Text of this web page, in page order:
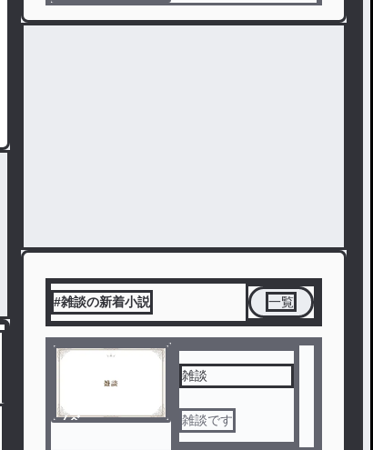
#雑談の新着小説 一覧
ノベ
雑談
雑談です